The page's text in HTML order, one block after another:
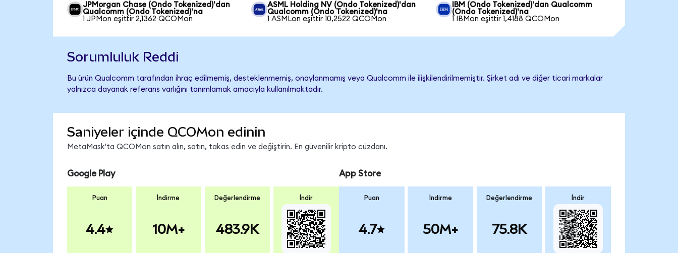
JPMorgan Chase (Ondo Tokenized)'dan
Qualcomm (Ondo Tokenized)'na
1 JPMon eşittir 2,1362 QCOMon
ASML Holding NV (Ondo Tokenized)'dan
Qualcomm (Ondo Tokenized)'na
1 ASMLon eşittir 10,2522 QCOMon
IBM (Ondo Tokenized)'dan Qualcomm
(Ondo Tokenized)'na
1 IBMon eşittir 1,4188 QCOMon
Sorumluluk Reddi
Bu ürün Qualcomm tarafından ihraç edilmemiş, desteklenmemiş, onaylanmamış veya Qualcomm ile ilişkilendirilmemiştir. Şirket adı ve diğer ticari markalar
yalnızca dayanak referans varlığını tanımlamak amacıyla kullanılmaktadır.
Saniyeler içinde QCOMon edinin
MetaMask'ta QCOMon satın alın, satın, takas edin ve değiştirin. En güvenilir kripto cüzdanı.
Google Play
Puan
4.4
İndirme
10M+
Değerlendirme
483.9K
İndir
App Store
Puan
4.7
İndirme
50M+
Değerlendirme
75.8K
İndir